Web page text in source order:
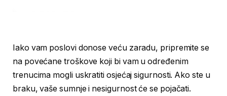
Iako vam poslovi donose veću zaradu, pripremite se
na povećane troškove koji bi vam u određenim
trenucima mogli uskratiti osjećaj sigurnosti. Ako ste u
braku, vaše sumnje i nesigurnost će se pojačati.